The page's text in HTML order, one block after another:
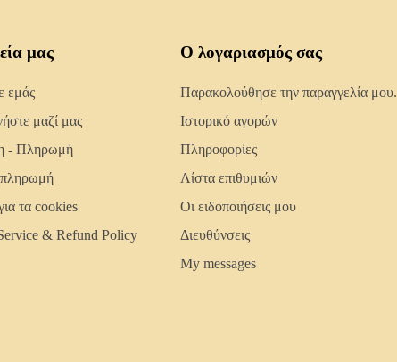
μας
εμάς
μαζί μας
- Πληρωμή
τα cookies
& Refund Policy
Ο λογαριασμός σας
Παρακολούθησε την παραγγελία μου.
Ιστορικό αγορών
Πληροφορίες
Λίστα επιθυμιών
Οι ειδοποιήσεις μου
Διευθύνσεις
My messages